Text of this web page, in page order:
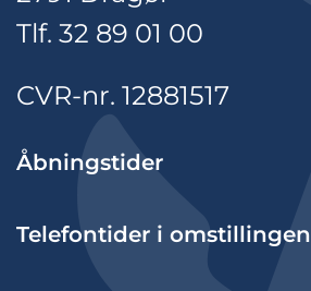
Tlf. 32 89 01 00
CVR-nr. 12881517
Åbningstider
Telefontider i omstillingen